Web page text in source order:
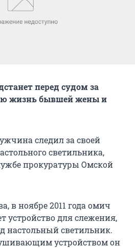
перед судом за
жизнь бывшей жены и
следил за своей
светильника,
прокуратуры Омской
в ноябре 2011 года омич
устройство для слежения,
настольный светильник.
устройством он